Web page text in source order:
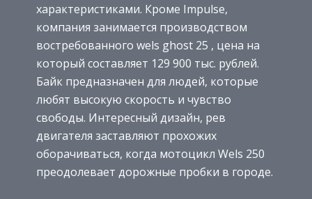
характеристиками. Кроме Impulse,
компания занимается производством
востребованного wels ghost 25 , цена на
который составляет 129 900 тыс. рублей.
Байк предназначен для людей, которые
любят высокую скорость и чувство
свободы. Интересный дизайн, рев
двигателя заставляют прохожих
оборачиваться, когда мотоцикл Wels 250
преодолевает дорожные пробки в городе.